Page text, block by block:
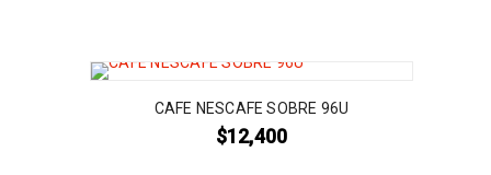
CAFE NESCAFE SOBRE 96U
$12,400